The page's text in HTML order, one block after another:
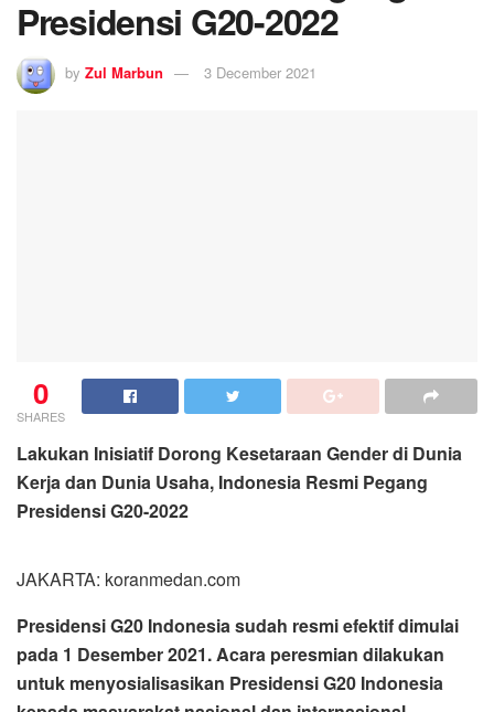
Presidensi G20-2022
by Zul Marbun 3 December 2021
0
SHARES
Lakukan Inisiatif Dorong Kesetaraan Gender di Dunia
Kerja dan Dunia Usaha, Indonesia Resmi Pegang
Presidensi G20-2022
JAKARTA: koranmedan.com
Presidensi G20 Indonesia sudah resmi efektif dimulai
pada 1 Desember 2021. Acara peresmian dilakukan
untuk menyosialisasikan Presidensi G20 Indonesia